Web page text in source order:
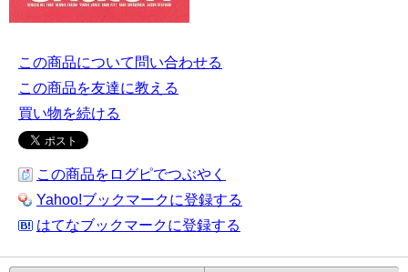
この商品について問い合わせる
この商品を友達に教える
買い物を続ける
この商品をログピでつぶやく
Yahoo!ブックマークに登録する
はてなブックマークに登録する